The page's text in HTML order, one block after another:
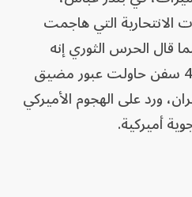
التي هاجمت
قال الحرس الثوري إنه
أطلق أعيرة تحذيرية على 4 سفن حاولت عبور مضيق
ورد على الهجوم الأميركي
أميركية.